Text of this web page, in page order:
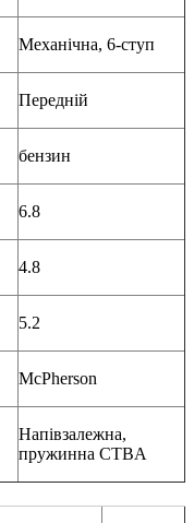
Механічна, 6-ступ
Передній
бензин
6.8
4.8
5.2
McPherson
Напівзалежна,
пружинна CTBA